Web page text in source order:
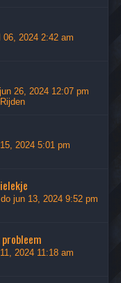
06, 2024 2:42 am
26, 2024 12:07 pm
2024 5:01 pm
do jun 13, 2024 9:52 pm
2024 11:18 am